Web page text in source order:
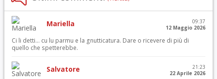
Mariella
09:37
12 Maggio 2026
Ci li detti… cu lu parmu e la gnutticatura. Dare o ricevere di più di
quello che spetterebbe.
Salvatore
21:23
22 Aprile 2026